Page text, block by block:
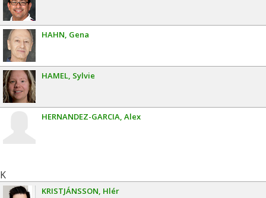
HAHN Gena
HAMEL Sylvie
HERNANDEZ-GARCIA Alex
K
KRISTJÁNSSON Hlér